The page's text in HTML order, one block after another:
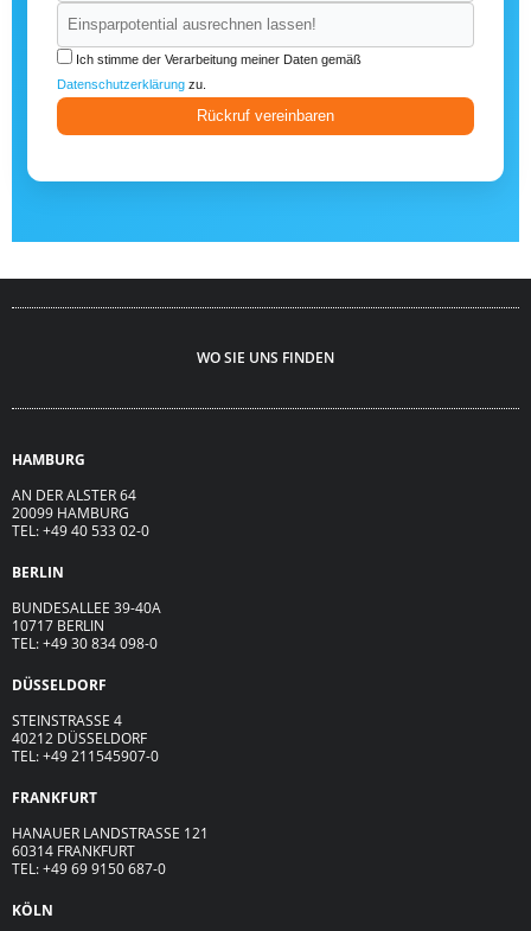
Ich stimme der Verarbeitung meiner Daten gemäß
Datenschutzerklärung zu.
Rückruf vereinbaren
WO SIE UNS FINDEN
HAMBURG
AN DER ALSTER 64
20099 HAMBURG
TEL: +49 40 533 02-0
BERLIN
BUNDESALLEE 39-40A
10717 BERLIN
TEL: +49 30 834 098-0
DÜSSELDORF
STEINSTRASSE 4
40212 DÜSSELDORF
TEL: +49 211545907-0
FRANKFURT
HANAUER LANDSTRASSE 121
60314 FRANKFURT
TEL: +49 69 9150 687-0
KÖLN